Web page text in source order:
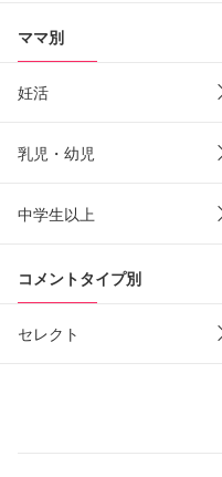
ママ別
妊活
乳児・幼児
中学生以上
コメントタイプ別
セレクト